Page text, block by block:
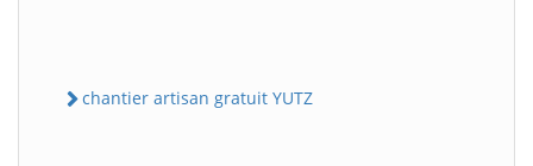
chantier artisan gratuit YUTZ